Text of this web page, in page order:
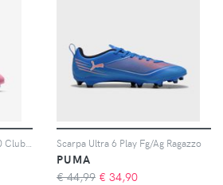
Scarpa Ultra 6 Play Fg/Ag Ragazzo
PUMA
€ 44,99 € 34,90